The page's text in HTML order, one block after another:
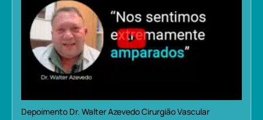
Depoimento Dr. Walter Azevedo Cirurgião Vascular